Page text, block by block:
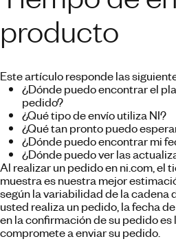
producto
Este artículo responde las
¿Dónde puedo encontrar el
pedido?
¿Qué tipo de envío utiliza NI?
¿Qué tan pronto puedo
¿Dónde puedo encontrar mi
¿Dónde puedo ver las
Al realizar un pedido en ni.com, el
muestra es nuestra mejor
según la variabilidad de la cadena
usted realiza un pedido, la fecha
en la confirmación de su pedido es
compromete a enviar su pedido.